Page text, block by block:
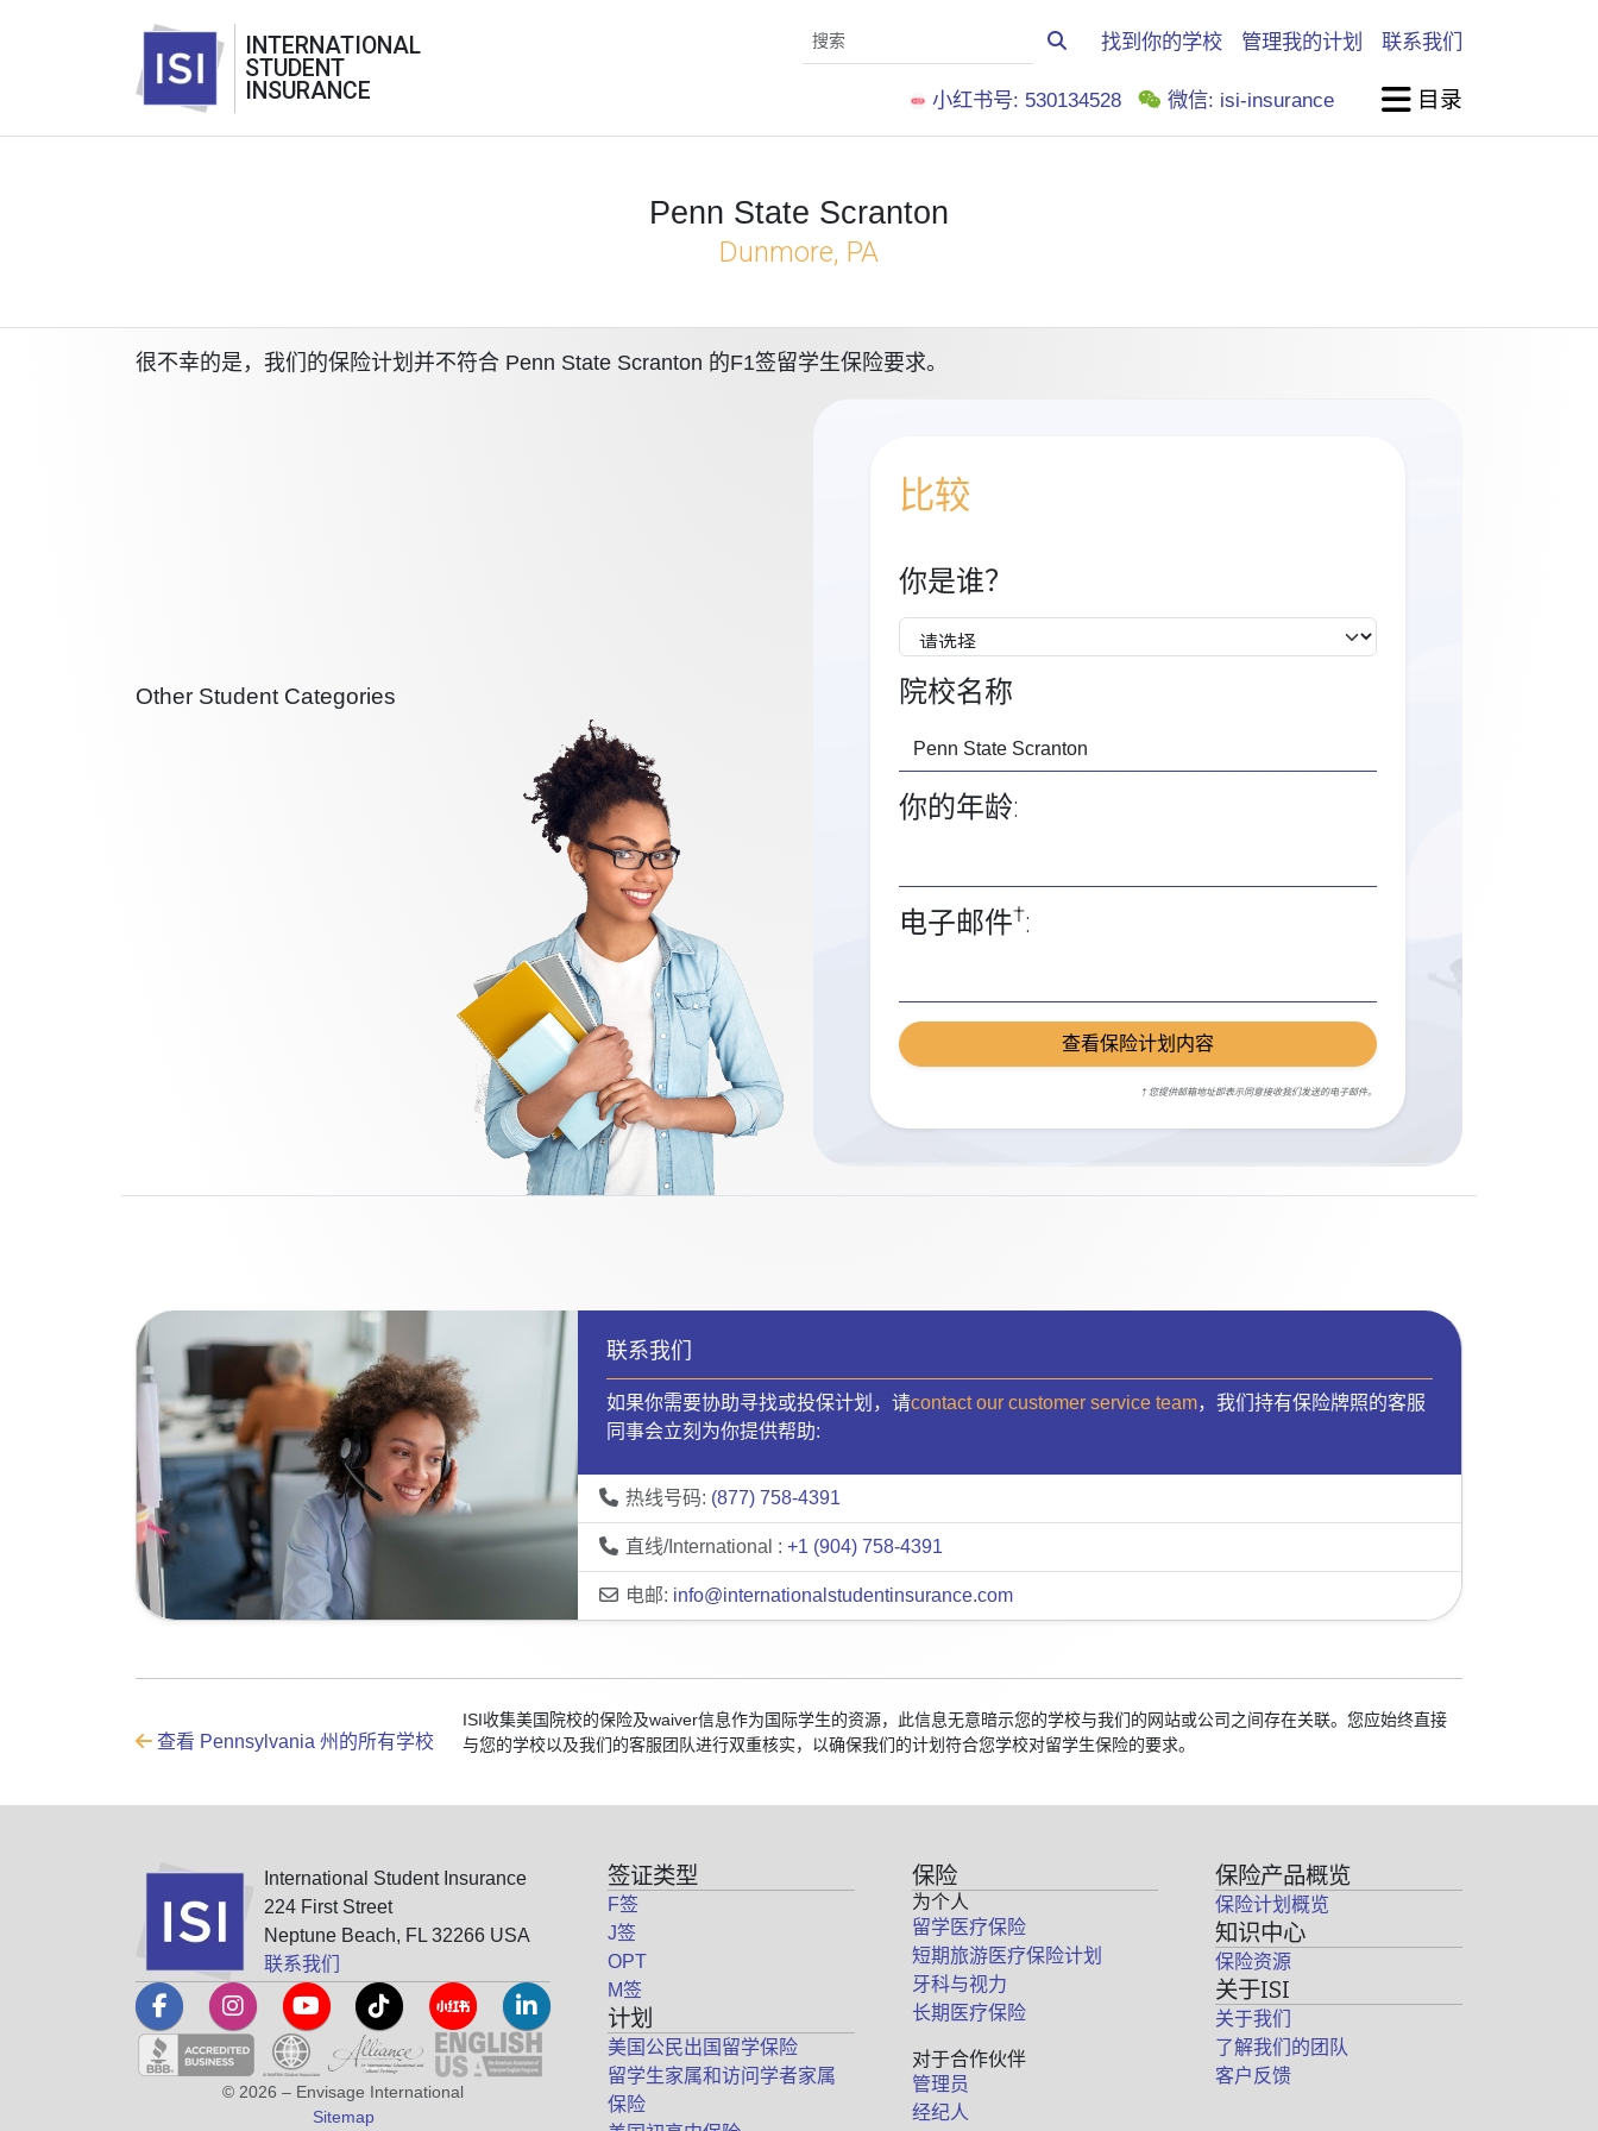
INTERNATIONAL
STUDENT
INSURANCE
找到你的学校 管理我的计划 联系我们
小红书号: 530134528 微信: isi-insurance 目录
Penn State Scranton
Dunmore, PA
很不幸的是，我们的保险计划并不符合 Penn State Scranton 的F1签留学生保险要求。
Other Student Categories
比较
你是谁？
院校名称
你的年龄:
电子邮件†:
查看保险计划内容
† 您提供邮箱地址即表示同意接收我们发送的电子邮件。
联系我们
如果你需要协助寻找或投保计划，请contact our customer service team，我们持有保险牌照的客服
同事会立刻为你提供帮助:
热线号码: (877) 758-4391
直线/International : +1 (904) 758-4391
电邮: info@internationalstudentinsurance.com
查看 Pennsylvania 州的所有学校
ISI收集美国院校的保险及waiver信息作为国际学生的资源，此信息无意暗示您的学校与我们的网站或公司之间存在关联。您应始终直接
与您的学校以及我们的客服团队进行双重核实，以确保我们的计划符合您学校对留学生保险的要求。
International Student Insurance
224 First Street
Neptune Beach, FL 32266 USA
联系我们
© 2026 – Envisage International
Sitemap
签证类型
F签
J签
OPT
M签
计划
美国公民出国留学保险
留学生家属和访问学者家属
保险
保险
为个人
留学医疗保险
短期旅游医疗保险计划
牙科与视力
长期医疗保险
对于合作伙伴
管理员
经纪人
保险产品概览
保险计划概览
知识中心
保险资源
关于ISI
关于我们
了解我们的团队
客户反馈